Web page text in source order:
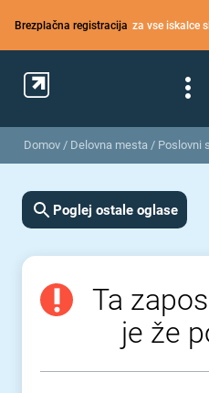
Brezplačna registracija za vse iskalce
Domov / Delovna mesta / Poslovni
Poglej ostale oglase
Ta
je že